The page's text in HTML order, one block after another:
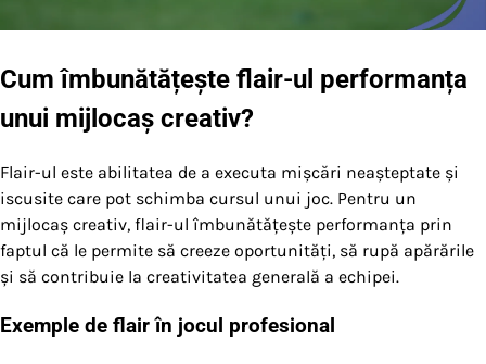
Cum îmbunătățește flair-ul performanța
unui mijlocaș creativ?
Flair-ul este abilitatea de a executa mișcări neașteptate și
iscusite care pot schimba cursul unui joc. Pentru un
mijlocaș creativ, flair-ul îmbunătățește performanța prin
faptul că le permite să creeze oportunități, să rupă apărările
și să contribuie la creativitatea generală a echipei.
Exemple de flair în jocul profesional